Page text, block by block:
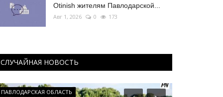
Otinish жителям Павлодарской...
Авг 1, 2026 0 173
СЛУЧАЙНАЯ НОВОСТЬ
ПАВЛОДАРСКАЯ ОБЛАСТЬ